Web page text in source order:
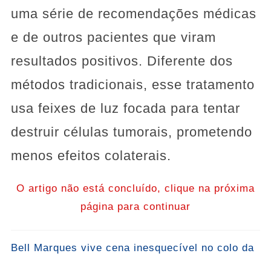
uma série de recomendações médicas
e de outros pacientes que viram
resultados positivos. Diferente dos
métodos tradicionais, esse tratamento
usa feixes de luz focada para tentar
destruir células tumorais, prometendo
menos efeitos colaterais.
O artigo não está concluído, clique na próxima
página para continuar
Bell Marques vive cena inesquecível no colo da